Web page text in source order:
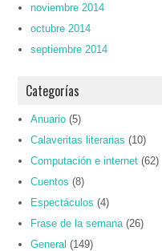
noviembre 2014
octubre 2014
septiembre 2014
Categorías
Anuario (5)
Calaveritas literarias (10)
Computación e internet (62)
Cuentos (8)
Espectáculos (4)
Frase de la semana (26)
General (149)